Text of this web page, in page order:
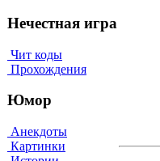
Нечестная игра
Чит коды
Прохождения
Юмор
Анекдоты
Картинки